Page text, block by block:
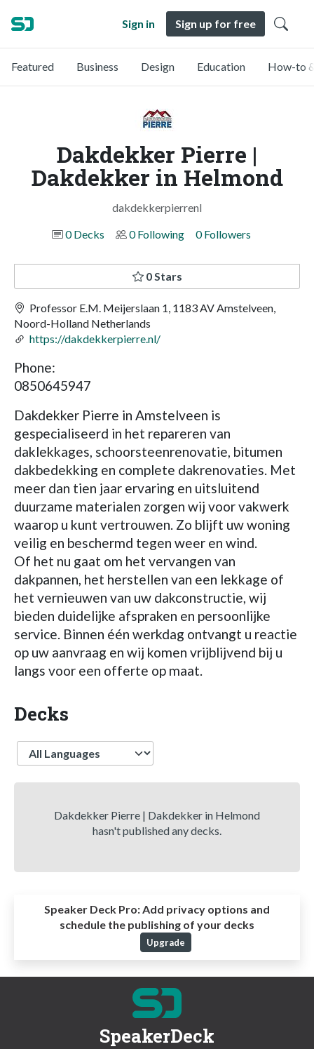
Sign in Sign up for free
Featured Business Design Education How-to
Dakdekker Pierre |
Dakdekker in Helmond
dakdekkerpierrenl
0 Decks
0 Following 0 Followers
0 Stars
Professor E.M. Meijerslaan 1, 1183 AV Amstelveen,
Noord-Holland Netherlands
https://dakdekkerpierre.nl/
Phone:
0850645947
Dakdekker Pierre in Amstelveen is
gespecialiseerd in het repareren van
daklekkages, schoorsteenrenovatie, bitumen
dakbedekking en complete dakrenovaties. Met
meer dan tien jaar ervaring en uitsluitend
duurzame materialen zorgen wij voor vakwerk
waarop u kunt vertrouwen. Zo blijft uw woning
veilig en beschermd tegen weer en wind.
Of het nu gaat om het vervangen van
dakpannen, het herstellen van een lekkage of
het vernieuwen van uw dakconstructie, wij
bieden duidelijke afspraken en persoonlijke
service. Binnen één werkdag ontvangt u reactie
op uw aanvraag en wij komen vrijblijvend bij u
langs voor een offerte op maat.
Decks
Language
Dakdekker Pierre | Dakdekker in Helmond
hasn't published any decks.
Speaker Deck Pro:Add privacy options and
schedule the publishing of your decks
Upgrade
SpeakerDeck